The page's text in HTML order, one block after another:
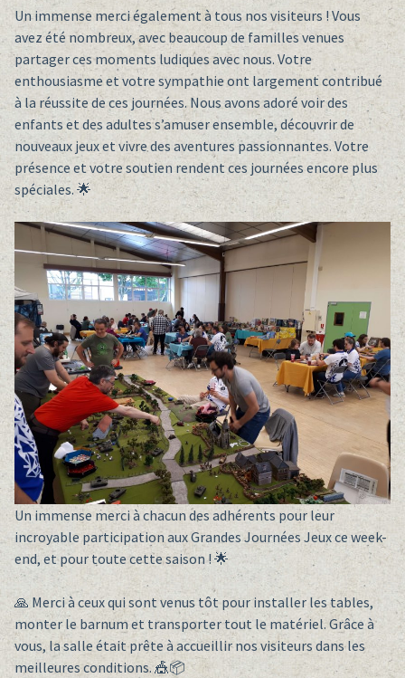
Un immense merci également à tous nos visiteurs ! Vous
avez été nombreux, avec beaucoup de familles venues
partager ces moments ludiques avec nous. Votre
enthousiasme et votre sympathie ont largement contribué
à la réussite de ces journées. Nous avons adoré voir des
enfants et des adultes s’amuser ensemble, découvrir de
nouveaux jeux et vivre des aventures passionnantes. Votre
présence et votre soutien rendent ces journées encore plus
spéciales. 🌟
Un immense merci à chacun des adhérents pour leur
incroyable participation aux Grandes Journées Jeux ce week-
end, et pour toute cette saison ! 🌟
🙏 Merci à ceux qui sont venus tôt pour installer les tables,
monter le barnum et transporter tout le matériel. Grâce à
vous, la salle était prête à accueillir nos visiteurs dans les
meilleures conditions. 🎪📦